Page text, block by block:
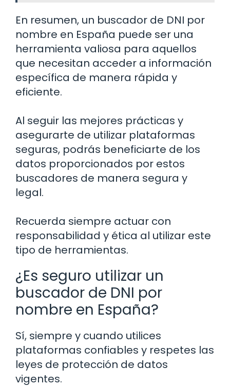
En resumen, un buscador de DNI por
nombre en España puede ser una
herramienta valiosa para aquellos
que necesitan acceder a información
específica de manera rápida y
eficiente.
Al seguir las mejores prácticas y
asegurarte de utilizar plataformas
seguras, podrás beneficiarte de los
datos proporcionados por estos
buscadores de manera segura y
legal.
Recuerda siempre actuar con
responsabilidad y ética al utilizar este
tipo de herramientas.
¿Es seguro utilizar un
buscador de DNI por
nombre en España?
Sí, siempre y cuando utilices
plataformas confiables y respetes las
leyes de protección de datos
vigentes.